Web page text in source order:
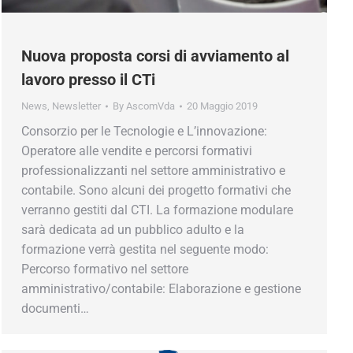
Nuova proposta corsi di avviamento al
lavoro presso il CTi
News,Newsletter ByAscomVda 20 Maggio 2019
Consorzio per le Tecnologie e L’innovazione:
Operatore alle vendite e percorsi formativi
professionalizzanti nel settore amministrativo e
contabile. Sono alcuni dei progetto formativi che
verranno gestiti dal CTI. La formazione modulare
sarà dedicata ad un pubblico adulto e la
formazione verrà gestita nel seguente modo:
Percorso formativo nel settore
amministrativo/contabile: Elaborazione e gestione
documenti…